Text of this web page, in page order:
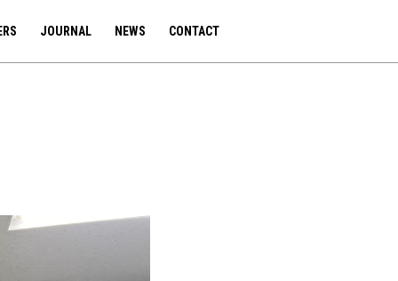
JOURNAL NEWS CONTACT